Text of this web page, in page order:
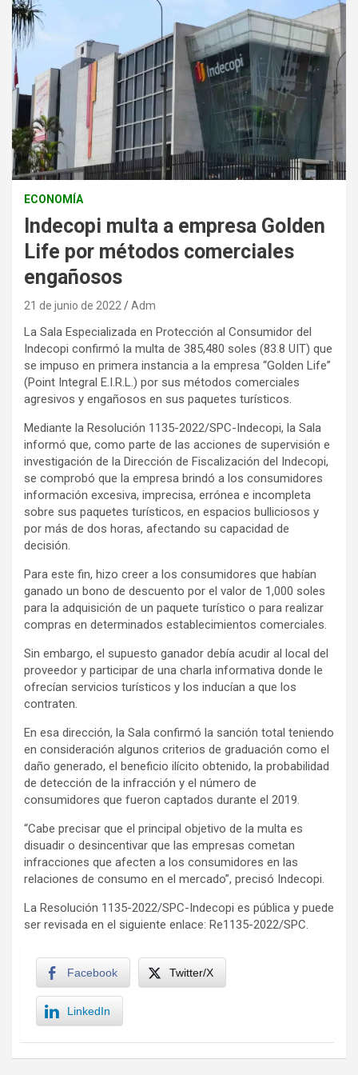
ECONOMÍA
Indecopi multa a empresa Golden
Life por métodos comerciales
engañosos
21 de junio de 2022 Adm
La Sala Especializada en Protección al Consumidor del
Indecopi confirmó la multa de 385,480 soles (83.8 UIT) que
se impuso en primera instancia a la empresa “Golden Life”
(Point Integral E.I.R.L.) por sus métodos comerciales
agresivos y engañosos en sus paquetes turísticos.
Mediante la Resolución 1135-2022/SPC-Indecopi, la Sala
informó que, como parte de las acciones de supervisión e
investigación de la Dirección de Fiscalización del Indecopi,
se comprobó que la empresa brindó a los consumidores
información excesiva, imprecisa, errónea e incompleta
sobre sus paquetes turísticos, en espacios bulliciosos y
por más de dos horas, afectando su capacidad de
decisión.
Para este fin, hizo creer a los consumidores que habían
ganado un bono de descuento por el valor de 1,000 soles
para la adquisición de un paquete turístico o para realizar
compras en determinados establecimientos comerciales.
Sin embargo, el supuesto ganador debía acudir al local del
proveedor y participar de una charla informativa donde le
ofrecían servicios turísticos y los inducían a que los
contraten.
En esa dirección, la Sala confirmó la sanción total teniendo
en consideración algunos criterios de graduación como el
daño generado, el beneficio ilícito obtenido, la probabilidad
de detección de la infracción y el número de
consumidores que fueron captados durante el 2019.
“Cabe precisar que el principal objetivo de la multa es
disuadir o desincentivar que las empresas cometan
infracciones que afecten a los consumidores en las
relaciones de consumo en el mercado”, precisó Indecopi.
La Resolución 1135-2022/SPC-Indecopi es pública y puede
ser revisada en el siguiente enlace: Re1135-2022/SPC.
Facebook Twitter/X
LinkedIn